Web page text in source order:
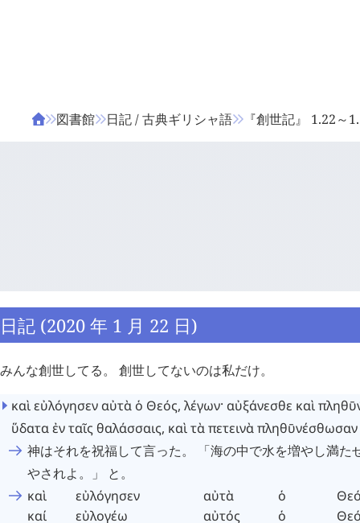
図書館 日記 / 古典ギリシャ語 『創世記』 1.22～
日記 (2020 年 1 月 22 日)
みんな創世してる。 創世してないのは私だけ。
καὶεὐλόγησεν αὐτὰ ὁ Θεός, λέγων· αὐξάνεσθε καὶπληθῡ
ὕδαταἐνταῖς θαλάσσαις, καὶτὰπετεινὰπληθῡνέσθωσαν
神はそれを祝福して言った。 「海の中で水を増やし満た
やされよ。」 と。
καὶ
καί
εὐλόγησεν
εὐλογέω
αὐτὰ
αὐτός
ὁ
ὁ